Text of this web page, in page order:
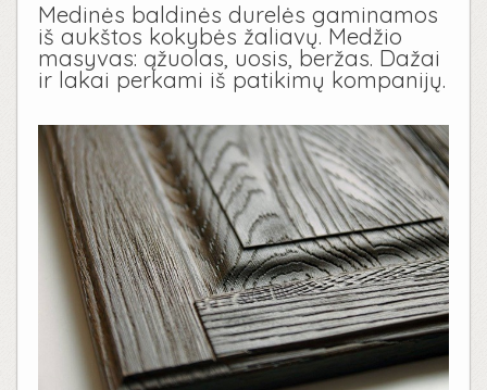
Medinės baldinės durelės gaminamos
iš aukštos kokybės žaliavų. Medžio
masyvas: ąžuolas, uosis, beržas. Dažai
ir lakai perkami iš patikimų kompanijų.